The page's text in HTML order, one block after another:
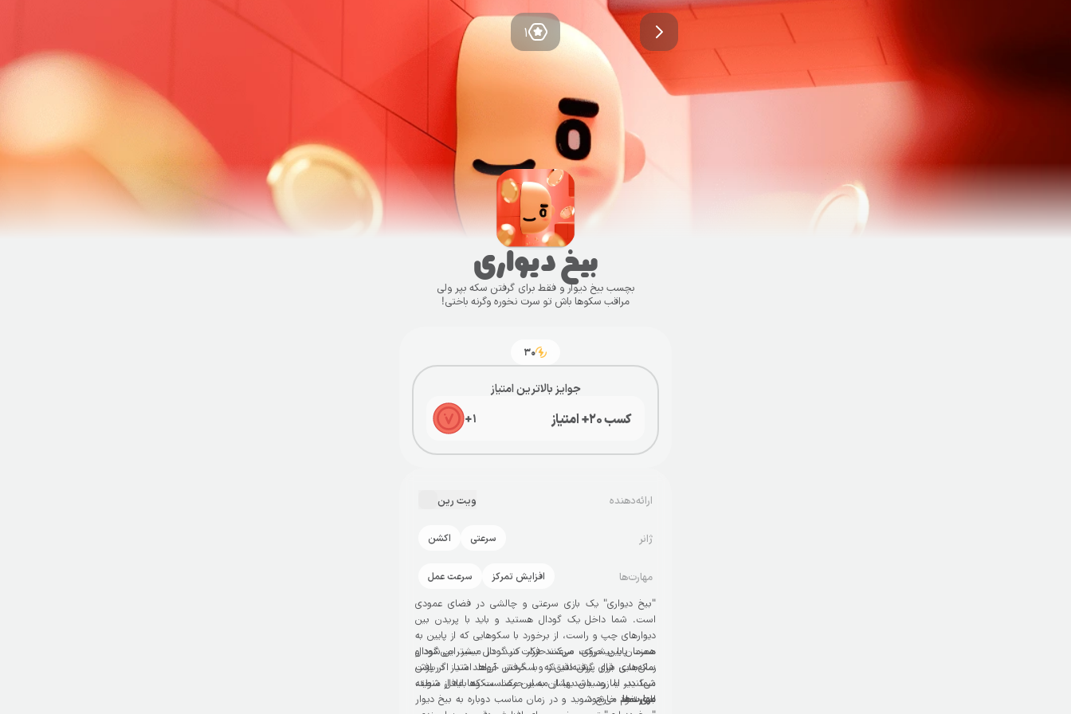
۱
بیخ دیواری
بچسب بیخ دیوار و فقط برای گرفتن سکه بپر ولی
مراقب سکوها باش تو سرت نخوره وگرنه باختی!
۳۰
جوایز بالاترین امتیاز
کسب ۲۰+ امتیاز +۱
ارائه‌دهنده ویت رین
ژانر اکشن سرعتی
مهارت‌ها سرعت عمل افزایش تمرکز
"بیخ دیواری" یک بازی سرعتی و چالشی در فضای عمودی
است. شما داخل یک گودال هستید و باید با پریدن بین
دیوارهای چپ و راست، از برخورد با سکوهایی که از پایین به
سمت پایین حرکت می‌کنند فرار کنید. در مسیر این گودال
سکه‌هایی قرار گرفته‌اند که با گرفتن آن‌ها امتیاز دریافت
می‌کنید، اما رسیدن بهشان به این معناست که باید از منطقه
امن خود خارج شوید و در زمان مناسب دوباره به بیخ دیوار
همزمان با پیشروی، سرعت حرکت در گودال بیشتر می‌شود و
زمان‌بندی برای پرش دقیق‌تر و سخت‌تر خواهد شد. اگر پرش
شما دیر یا زود باشد یا از مسیر حرکت سکوها غافل شوید،
بازی تمام می‌شود.
مهارت‌ها